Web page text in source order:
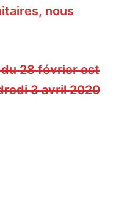
nous
28 février est
3 avril 2020